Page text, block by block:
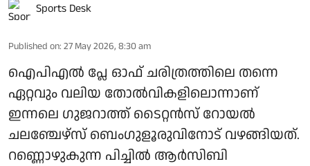
Sports Desk
Published on: 27 May 2026, 8:30 am
ഐപിഎല്‍ പ്ലേ ഓഫ് ചരിത്രത്തിലെ തന്നെ
ഏറ്റവും വലിയ തോല്‍വികളിലൊന്നാണ്
ഇന്നലെ ഗുജറാത്ത് ടൈറ്റന്‍സ് റോയല്‍
ചലഞ്ചേഴ്‌സ് ബെംഗുളൂരുവിനോട് വഴങ്ങിയത്.
റണ്ണൊഴുകുന്ന പിച്ചില്‍ ആര്‍സിബി